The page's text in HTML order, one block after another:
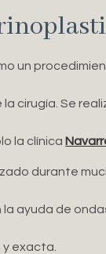
un
cirugía. Se
la clínica
durante
ayuda de
exacta.